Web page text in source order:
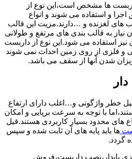
ها مشخص است،این نوع از
و استفاده می شوند و انواع
های لغزنده و …دارند.مزیت این قالب
نیاز به قالب بندی های مرتفع و طولانی
استفاده می شود.این نوع از داربست
فلزی از روی زمین احداث نمی شوند
شدن آنها از سقف می باشد.
خطر واژگونی و…اغلب دارای ارتفاع
با توجه به سرعت برپایی و امکان
های محدود بسیار کاربردی هستند.قبل
ها باید پایه های آن ثابت شده و سپس
گردد.
پایدار،نصب داربست،فروش